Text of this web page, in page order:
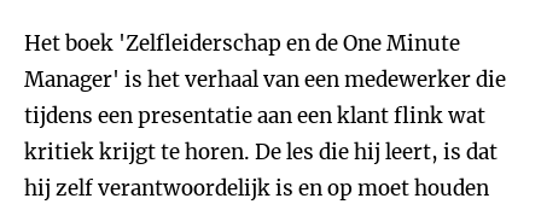
Het boek 'Zelfleiderschap en de One Minute
Manager' is het verhaal van een medewerker die
tijdens een presentatie aan een klant flink wat
kritiek krijgt te horen. De les die hij leert, is dat
hij zelf verantwoordelijk is en op moet houden